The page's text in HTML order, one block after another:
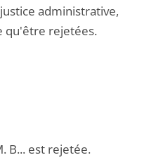
administrative,
qu'être rejetées.
B... est rejetée.